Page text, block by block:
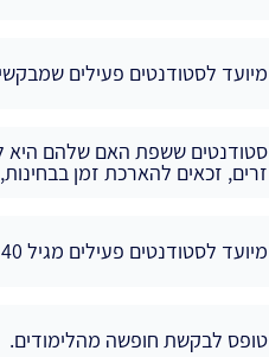
מיועד לסטודנטים פעילים
סטודנטים ששפת האם שלהם היא
זרים, זכאים להארכת זמן
מיועד לסטודנטים פעילים מגיל 40 ומעלה
טופס לבקשת חופשה מהלימודים.